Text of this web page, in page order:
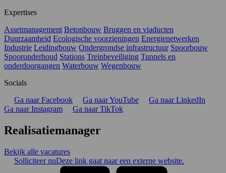
Expertises
Assetmanagement Betonbouw Bruggen en viaducten
Duurzaamheid Ecologische voorzieningen Energienetwerken
Industrie Leidingbouw Ondergrondse infrastructuur Spoorbouw
Spooronderhoud Stations Treinbeveiliging Tunnels en
onderdoorgangen Waterbouw Wegenbouw
Socials
Ga naar Facebook
Ga naar YouTube
Ga naar LinkedIn
Ga naar Instagram
Ga naar TikTok
Realisatiemanager
Bekijk alle vacatures
Solliciteer nuDeze link gaat naar een externe website.